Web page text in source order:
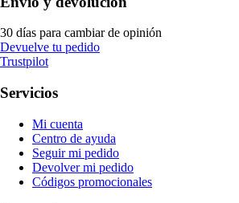
30 días para cambiar de opinión
Devuelve tu pedido
Trustpilot
Servicios
Mi cuenta
Centro de ayuda
Seguir mi pedido
Devolver mi pedido
Códigos promocionales